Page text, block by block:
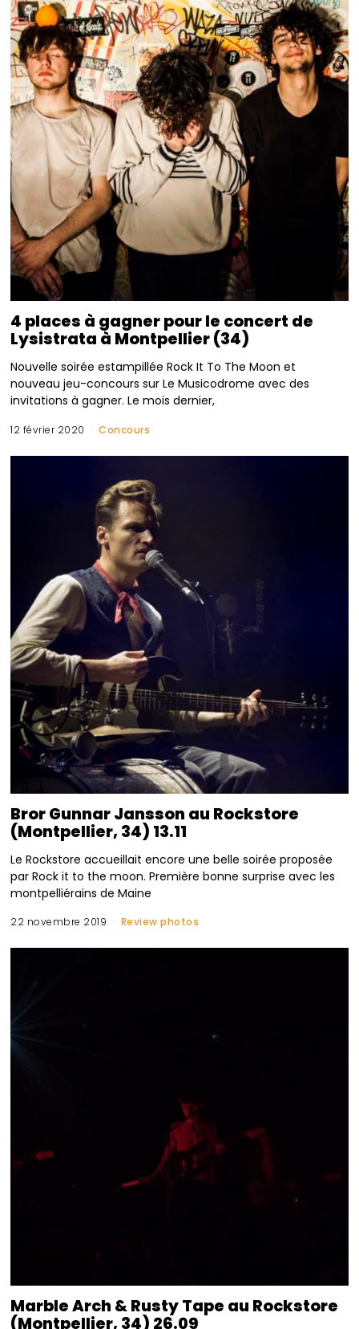
4 places à gagner pour le concert de
Lysistrata à Montpellier (34)
Nouvelle soirée estampillée Rock It To The Moon et
nouveau jeu-concours sur Le Musicodrome avec des
invitations à gagner. Le mois dernier,
12 février 2020 Concours
Bror Gunnar Jansson au Rockstore
(Montpellier, 34) 13.11
Le Rockstore accueillait encore une belle soirée proposée
par Rock it to the moon. Première bonne surprise avec les
montpelliérains de Maine
22 novembre 2019 Review photos
Marble Arch & Rusty Tape au Rockstore
(Montpellier, 34) 26.09